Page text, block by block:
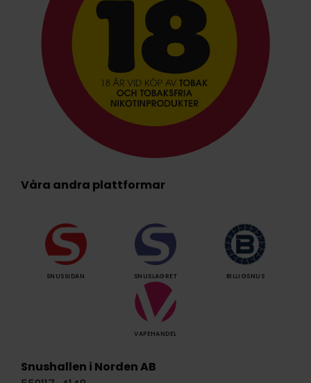
Våra andra plattformar
SNUSSIDAN SNUSLAGRET BILLIGSNUS
VAPEHANDEL
Snushallen i Norden AB